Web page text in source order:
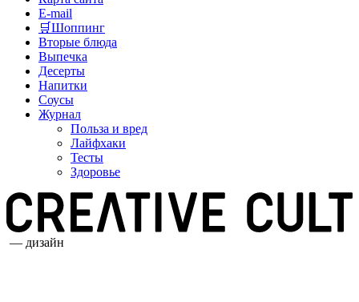
E-mail
🛒Шоппинг
Вторые блюда
Выпечка
Десерты
Напитки
Соусы
Журнал
Польза и вред
Лайфхаки
Тесты
Здоровье
— дизайн